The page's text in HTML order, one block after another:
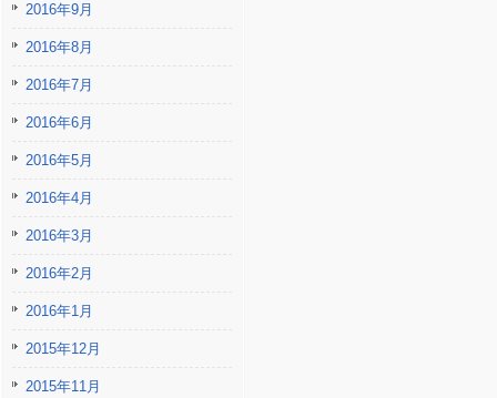
2016年9月
2016年8月
2016年7月
2016年6月
2016年5月
2016年4月
2016年3月
2016年2月
2016年1月
2015年12月
2015年11月